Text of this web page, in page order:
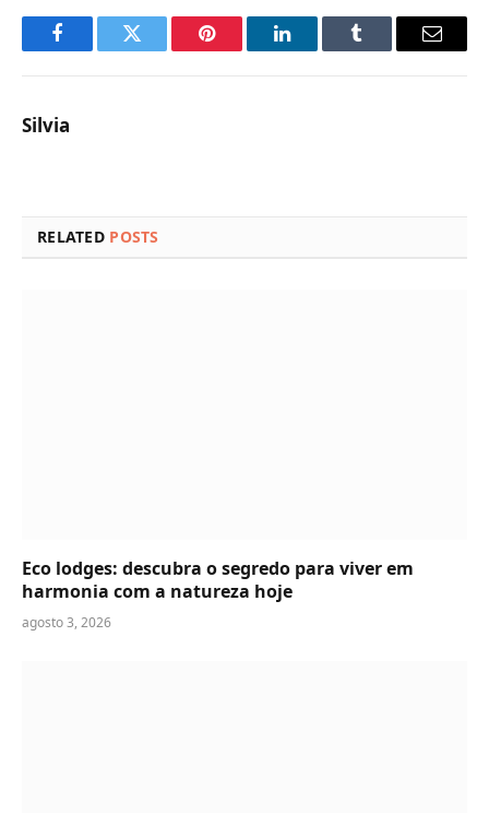
FacebookTwitter Pinterest LinkedInTumblr Email
Silvia
RELATED POSTS
Eco lodges: descubra o segredo para viver em
harmonia com a natureza hoje
agosto 3, 2026